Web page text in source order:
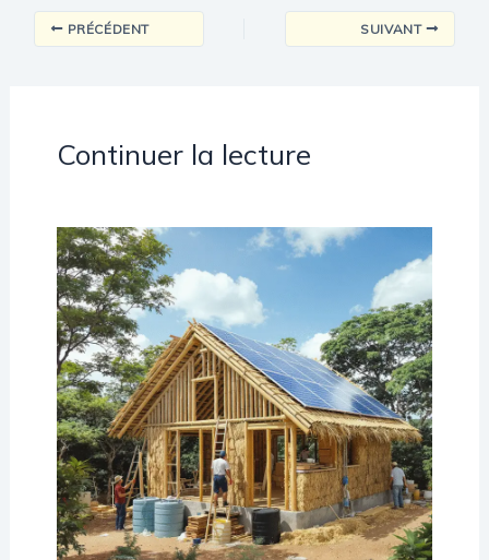
PRÉCÉDENT SUIVANT
Continuer la lecture